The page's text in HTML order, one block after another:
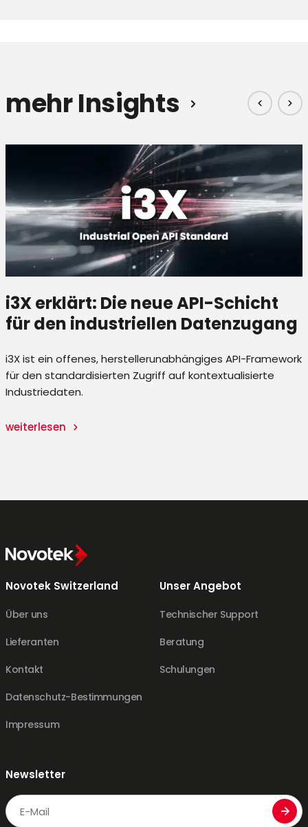
mehr Insights
i3X erklärt: Die neue API-Schicht
für den industriellen Datenzugang
i3X ist ein offenes, herstellerunabhängiges API-Framework
für den standardisierten Zugriff auf kontextualisierte
Industriedaten.
weiterlesen
Novotek Switzerland
Über uns
Lieferanten
Kontakt
Unser Angebot
Technischer Support
Beratung
Schulungen
Datenschutz-Bestimmungen
Impressum
Newsletter
Email